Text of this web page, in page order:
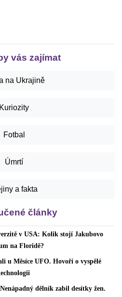
vás zajímat
na Ukrajině
Kuriozity
Fotbal
Úmrtí
a fakta
články
v USA: Kolik stojí Jakubovo
na Floridě?
u Měsíce UFO. Hovoří o vyspělé
dělník zabil desítky žen.